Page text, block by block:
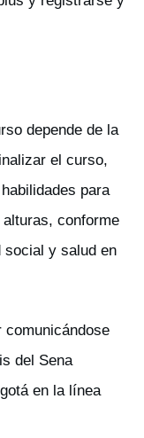
depende de la
el curso,
para
conforme
social y salud en
comunicándose
del Sena
en la línea